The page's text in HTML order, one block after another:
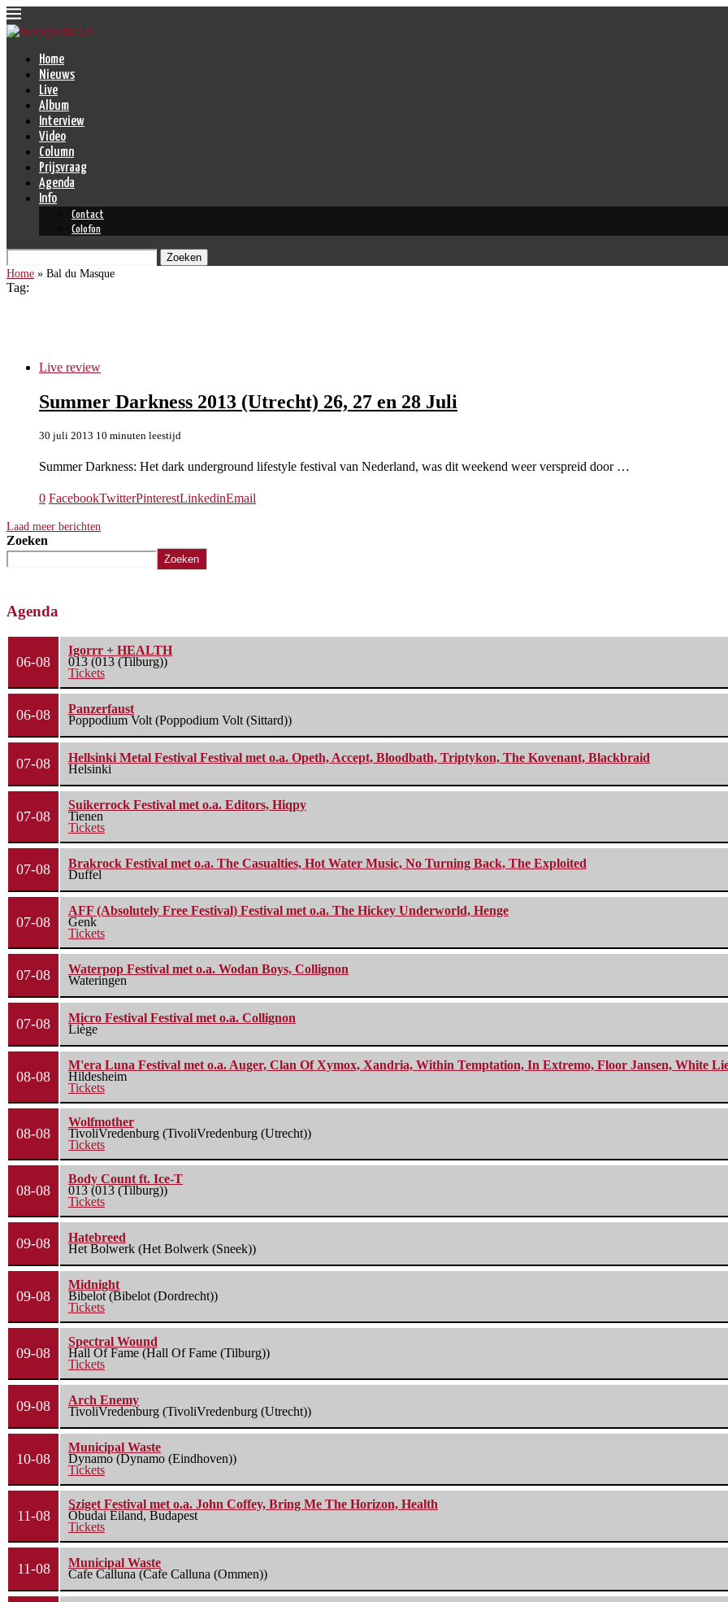
Home
Nieuws
Live
Album
Interview
Video
Column
Prijsvraag
Agenda
Info
Contact
Colofon
Zoeken
Home » Bal du Masque
Tag:
Live review
Summer Darkness 2013 (Utrecht) 26, 27 en 28 Juli
30 juli 2013 10 minuten leestijd
Summer Darkness: Het dark underground lifestyle festival van Nederland, was dit weekend weer verspreid door …
0 FacebookTwitterPinterestLinkedinEmail
Laad meer berichten
Zoeken
Zoeken
Agenda
06-08
Igorrr + HEALTH
013 (013 (Tilburg))
Tickets
06-08
Panzerfaust
Poppodium Volt (Poppodium Volt (Sittard))
07-08
Hellsinki Metal Festival Festival met o.a. Opeth, Accept, Bloodbath, Triptykon, The Kovenant, Blackbraid
Helsinki
07-08
Suikerrock Festival met o.a. Editors, Hiqpy
Tienen
Tickets
07-08
Brakrock Festival met o.a. The Casualties, Hot Water Music, No Turning Back, The Exploited
Duffel
07-08
AFF (Absolutely Free Festival) Festival met o.a. The Hickey Underworld, Henge
Genk
Tickets
07-08
Waterpop Festival met o.a. Wodan Boys, Collignon
Wateringen
07-08
Micro Festival Festival met o.a. Collignon
Liège
08-08
M'era Luna Festival met o.a. Auger, Clan Of Xymox, Xandria, Within Temptation, In Extremo, Floor Jansen, White
Hildesheim
Tickets
08-08
Wolfmother
TivoliVredenburg (TivoliVredenburg (Utrecht))
Tickets
08-08
Body Count ft. Ice-T
013 (013 (Tilburg))
Tickets
09-08
Hatebreed
Het Bolwerk (Het Bolwerk (Sneek))
09-08
Midnight
Bibelot (Bibelot (Dordrecht))
Tickets
09-08
Spectral Wound
Hall Of Fame (Hall Of Fame (Tilburg))
Tickets
09-08
Arch Enemy
TivoliVredenburg (TivoliVredenburg (Utrecht))
10-08
Municipal Waste
Dynamo (Dynamo (Eindhoven))
Tickets
11-08
Sziget Festival met o.a. John Coffey, Bring Me The Horizon, Health
Óbudai Eiland, Budapest
Tickets
11-08
Municipal Waste
Cafe Calluna (Cafe Calluna (Ommen))